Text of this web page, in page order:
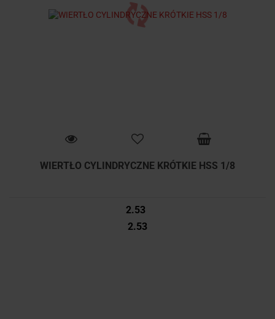
WIERTŁO CYLINDRYCZNE KRÓTKIE HSS 1/8
2.53
2.53